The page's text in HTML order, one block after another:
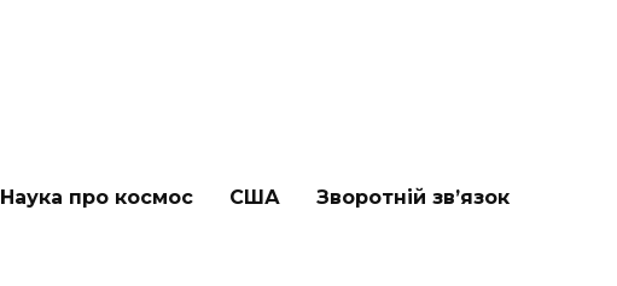
Наука про космос США Зворотній зв’язок